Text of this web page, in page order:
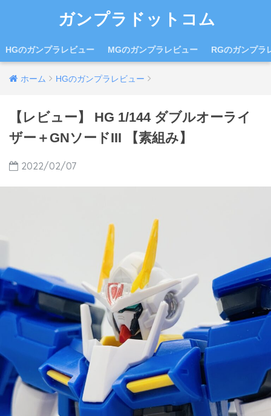
ガンプラドットコム
HGのガンプラレビュー MGのガンプラレビュー RGのガンプラ
ホーム HGのガンプラレビュー
【レビュー】 HG 1/144 ダブルオーライ
ザー＋GNソードIII 【素組み】
2022/02/07